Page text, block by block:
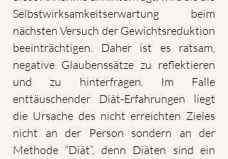
Selbstwirksamkeitserwartung beim
nächsten Versuch der Gewichtsreduktion
beeinträchtigen. Daher ist es ratsam,
negative Glaubenssätze zu reflektieren
und zu hinterfragen. Im Falle
enttäuschender Diät-Erfahrungen liegt
die Ursache des nicht erreichten Zieles
nicht an der Person sondern an der
Methode “Diät”, denn Diäten sind ein